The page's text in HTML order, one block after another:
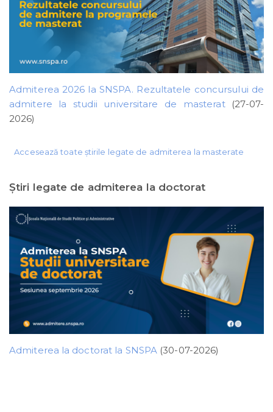
Admiterea 2026 la SNSPA. Rezultatele concursului de
admitere la studii universitare de masterat
(27-07-
2026)
Accesează toate știrile legate de admiterea la masterate
Ştiri legate de admiterea la doctorat
Admiterea la doctorat la SNSPA (30-07-2026)